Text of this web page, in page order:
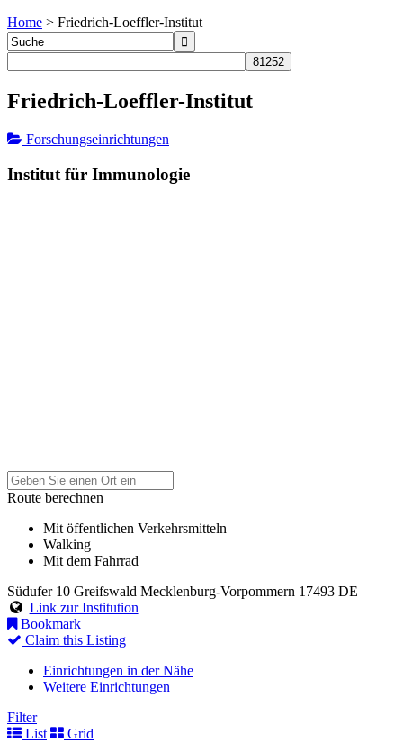
Home > Friedrich-Loeffler-Institut
Friedrich-Loeffler-Institut
Forschungseinrichtungen
Institut für Immunologie
Route berechnen
Mit öffentlichen Verkehrsmitteln
Walking
Mit dem Fahrrad
Südufer 10 Greifswald Mecklenburg-Vorpommern 17493 DE
Link zur Institution
Bookmark
Claim this Listing
Einrichtungen in der Nähe
Weitere Einrichtungen
Filter
List
Grid